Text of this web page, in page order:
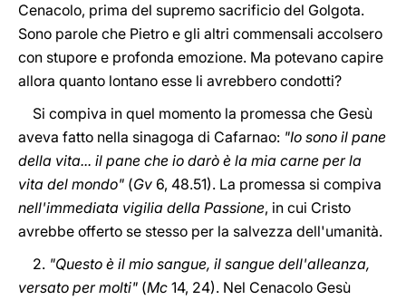
Cenacolo, prima del supremo sacrificio del Golgota.
Sono parole che Pietro e gli altri commensali accolsero
con stupore e profonda emozione. Ma potevano capire
allora quanto lontano esse li avrebbero condotti?
Si compiva in quel momento la promessa che Gesù
aveva fatto nella sinagoga di Cafarnao: "Io sono il pane
della vita... il pane che io darò è la mia carne per la
vita del mondo" (Gv 6, 48.51). La promessa si compiva
nell'immediata vigilia della Passione, in cui Cristo
avrebbe offerto se stesso per la salvezza dell'umanità.
2. "Questo è il mio sangue, il sangue dell'alleanza,
versato per molti" (Mc 14, 24). Nel Cenacolo Gesù